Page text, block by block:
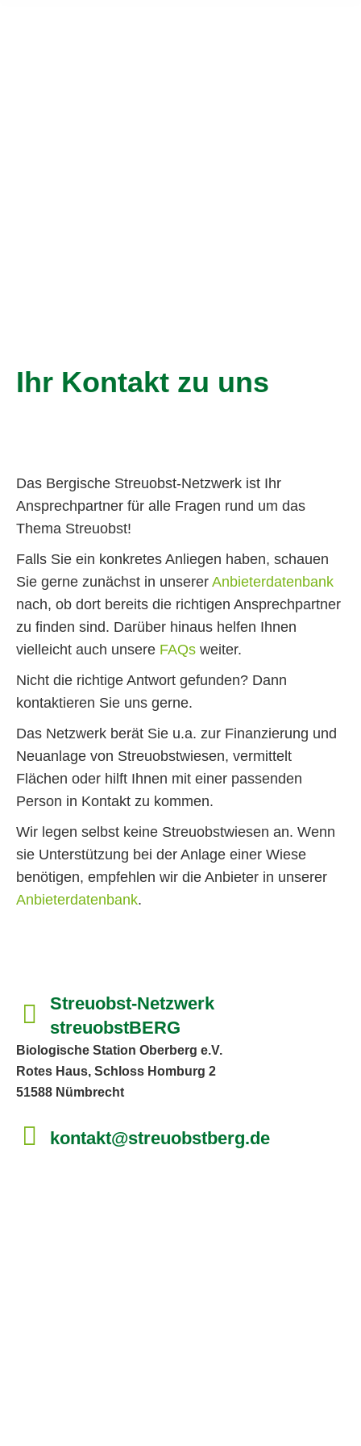
Ihr Kontakt zu uns
Das Bergische Streuobst-Netzwerk ist Ihr
Ansprechpartner für alle Fragen rund um das
Thema Streuobst!
Falls Sie ein konkretes Anliegen haben, schauen
Sie gerne zunächst in unserer Anbieterdatenbank
nach, ob dort bereits die richtigen Ansprechpartner
zu finden sind. Darüber hinaus helfen Ihnen
vielleicht auch unsere FAQs weiter.
Nicht die richtige Antwort gefunden? Dann
kontaktieren Sie uns gerne.
Das Netzwerk berät Sie u.a. zur Finanzierung und
Neuanlage von Streuobstwiesen, vermittelt
Flächen oder hilft Ihnen mit einer passenden
Person in Kontakt zu kommen.
Wir legen selbst keine Streuobstwiesen an. Wenn
sie Unterstützung bei der Anlage einer Wiese
benötigen, empfehlen wir die Anbieter in unserer
Anbieterdatenbank.
Streuobst-Netzwerk
streuobstBERG
Biologische Station Oberberg e.V.
Rotes Haus, Schloss Homburg 2
51588 Nümbrecht
kontakt@streuobstberg.de